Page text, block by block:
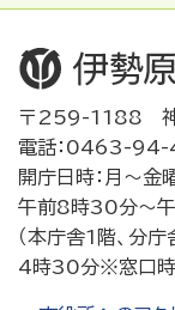
〒259-1188 神
電話：0463-94-
開庁日時：月～金
午前8時30分～
（本庁舎1階、分
4時30分※窓口時